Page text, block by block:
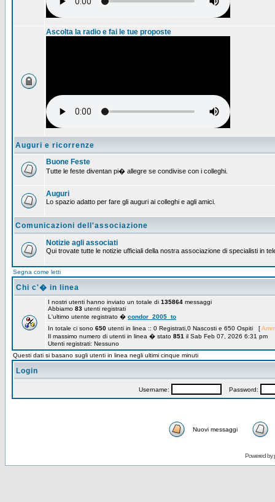
Ascolta la radio e fai le tue proposte
Auguri e ricorrenze
Buone Feste
Tutte le feste diventan pi� allegre se condivise con i colleghi.
Auguri
Lo spazio adatto per fare gli auguri ai colleghi e agli amici.
Comunicazioni dell'associazione
Notizie agli associati
Qui trovate tutte le notizie ufficiali della nostra associazione di specialisti in
Segna come letti
Chi c'� in linea
I nostri utenti hanno inviato un totale di 135864 messaggi
Abbiamo 83 utenti registrati
L'ultimo utente registrato � condor_2005_to
In totale ci sono 650 utenti in linea :: 0 Registrati,0 Nascosti e 650 Ospiti [
Il massimo numero di utenti in linea � stato 851 il Sab Feb 07, 2026 6:31 pm
Utenti registrati: Nessuno
Questi dati si basano sugli utenti in linea negli ultimi cinque minuti
Login
Username: Password:
Nuovi messaggi
Powered by